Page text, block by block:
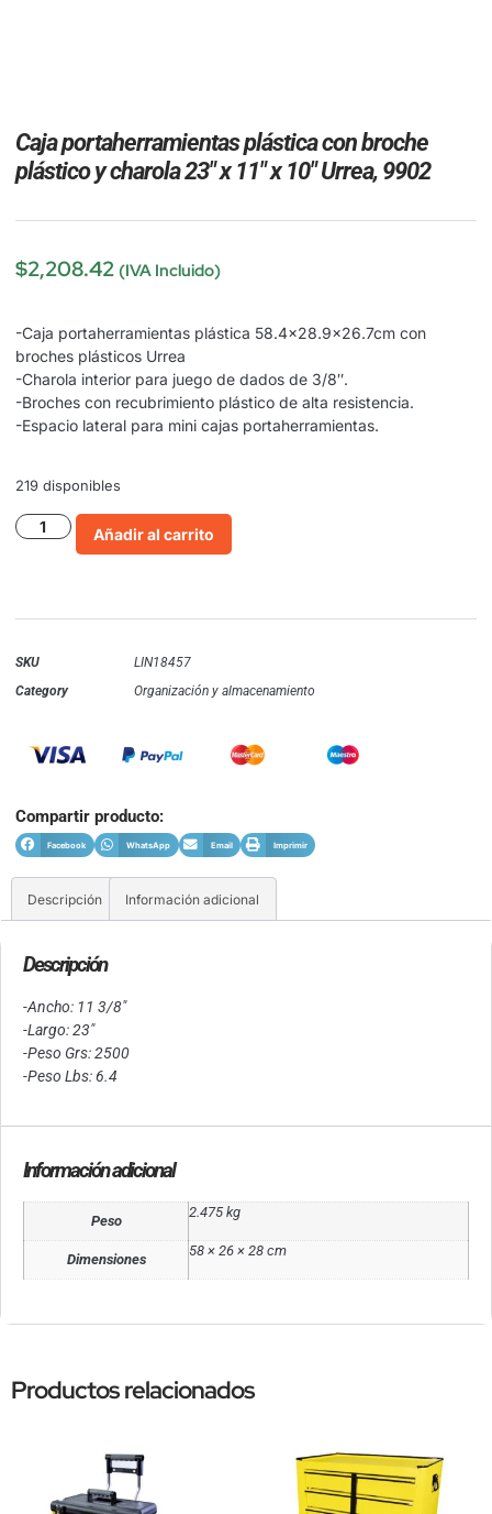
Caja portaherramientas plástica con broche
plástico y charola 23″ x 11″ x 10″ Urrea, 9902
$2,208.42 (IVA Incluido)
-Caja portaherramientas plástica 58.4×28.9×26.7cm con
broches plásticos Urrea
-Charola interior para juego de dados de 3/8″.
-Broches con recubrimiento plástico de alta resistencia.
-Espacio lateral para mini cajas portaherramientas.
219 disponibles
Añadir al carrito
SKU
LIN18457
Category
Organización y almacenamiento
Compartir producto:
Facebook WhatsApp Email Imprimir
Descripción Información adicional
Descripción
-Ancho: 11 3/8″
-Largo: 23″
-Peso Grs: 2500
-Peso Lbs: 6.4
Información adicional
Peso
2.475 kg
Dimensiones
58 × 26 × 28 cm
Productos relacionados